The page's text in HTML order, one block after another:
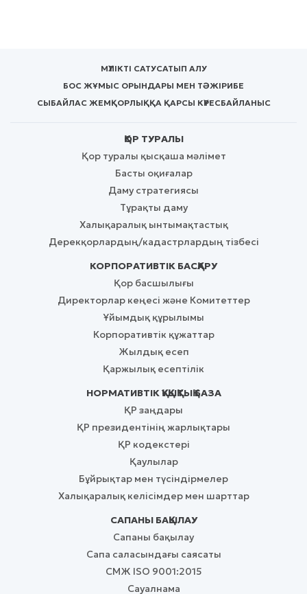
МҮЛІКТІ САТУСАТЫП АЛУ
БОС ЖҰМЫС ОРЫНДАРЫ МЕН ТӘЖІРИБЕ
СЫБАЙЛАС ЖЕМҚОРЛЫҚҚА ҚАРСЫ КҮРЕСБАЙЛАНЫС
ҚОР ТУРАЛЫ
Қор туралы қысқаша мәлімет
Басты оқиғалар
Даму стратегиясы
Тұрақты даму
Халықаралық ынтымақтастық
Дерекқорлардың/кадастрлардың тізбесі
КОРПОРАТИВТІК БАСҚАРУ
Қор басшылығы
Директорлар кеңесі және Комитеттер
Ұйымдық құрылымы
Корпоративтік құжаттар
Жылдық есеп
Қаржылық есептілік
НОРМАТИВТІК ҚҰҚЫҚТЫҚ БАЗА
ҚР заңдары
ҚР президентінің жарлықтары
ҚР кодекстері
Қаулылар
Бұйрықтар мен түсіндірмелер
Халықаралық келісімдер мен шарттар
САПАНЫ БАҚЫЛАУ
Сапаны бақылау
Сапа саласындағы саясаты
СМЖ ISO 9001:2015
Сауалнама